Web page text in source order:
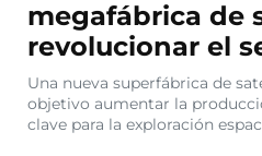
megafábrica de
revolucionar el
Una nueva superfábrica de
objetivo aumentar la
clave para la exploración